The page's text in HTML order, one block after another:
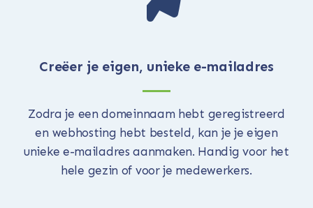
Creëer je eigen, unieke e-mailadres
Zodra je een domeinnaam hebt geregistreerd
en webhosting hebt besteld, kan je je eigen
unieke e-mailadres aanmaken. Handig voor het
hele gezin of voor je medewerkers.